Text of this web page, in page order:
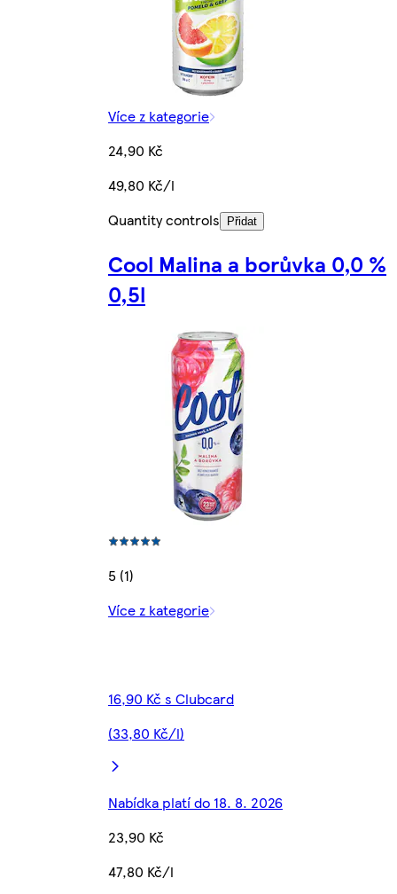
Více z kategorie
24,90 Kč
49,80 Kč/l
Quantity controls
Přidat
Cool Malina a borůvka 0,0 %
0,5l
5 (1)
Více z kategorie
16,90 Kč s Clubcard
(33,80 Kč/l)
Nabídka platí do 18. 8. 2026
23,90 Kč
47,80 Kč/l